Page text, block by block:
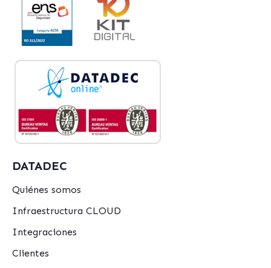
DATADEC
Quiénes somos
Infraestructura CLOUD
Integraciones
Clientes